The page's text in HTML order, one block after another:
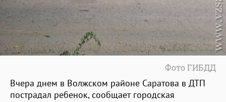
Фото ГИБДД
Вчера днем в Волжском районе Саратова в ДТП
пострадал ребенок, сообщает городская